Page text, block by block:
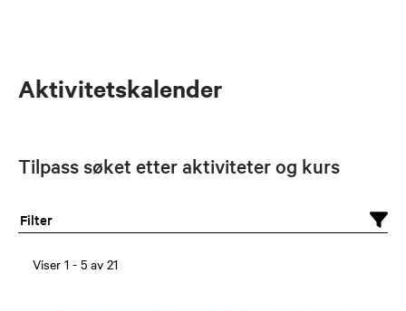
Aktivitetskalender
Tilpass søket etter aktiviteter og kurs
Filter
Viser 1 - 5 av 21